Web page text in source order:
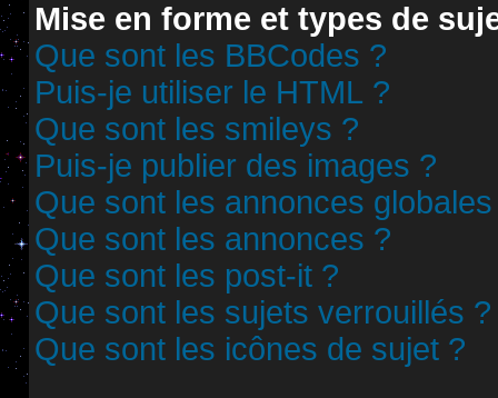
Mise en forme et types de
Que sont les BBCodes ?
Puis-je utiliser le HTML ?
Que sont les smileys ?
Puis-je publier des images ?
Que sont les annonces
Que sont les annonces ?
Que sont les post-it ?
Que sont les sujets verrouillés ?
Que sont les icônes de sujet ?